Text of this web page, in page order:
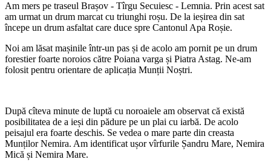
Am mers pe traseul Brașov - Tîrgu Secuiesc - Lemnia. Prin acest sat
am urmat un drum marcat cu triunghi roșu. De la ieșirea din sat
începe un drum asfaltat care duce spre Cantonul Apa Roșie.
Noi am lăsat mașinile într-un pas și de acolo am pornit pe un drum
forestier foarte noroios către Poiana varga și Piatra Astag. Ne-am
folosit pentru orientare de aplicația Munții Noștri.
După cîteva minute de luptă cu noroaiele am observat că există
posibilitatea de a ieși din pădure pe un plai cu iarbă. De acolo
peisajul era foarte deschis. Se vedea o mare parte din creasta
Munților Nemira. Am identificat ușor vîrfurile Șandru Mare, Nemira
Mică și Nemira Mare.